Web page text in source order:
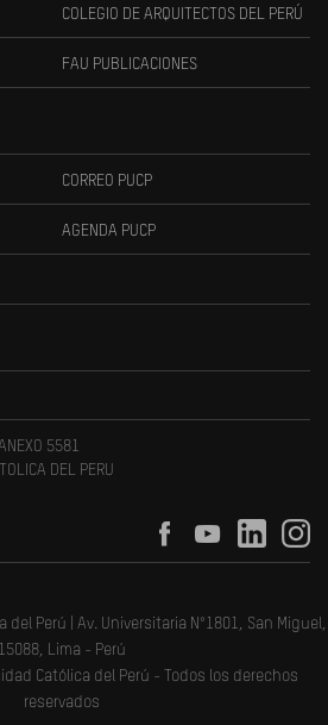
COLEGIO DE ARQUITECTOS DEL PERÚ
FAU PUBLICACIONES
CORREO PUCP
AGENDA PUCP
5581
DEL PERU
Perú | Av. Universitaria N°1801, San Miguel,
15088, Lima - Perú
Católica del Perú - Todos los derechos
reservados